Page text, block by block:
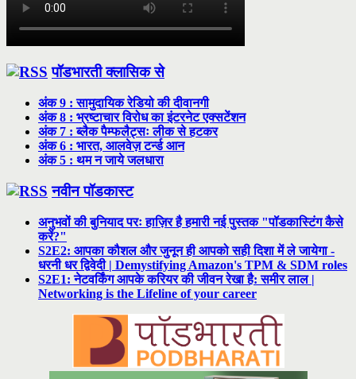
पॉडभारती क्लासिक से
अंक 9 : सामुदायिक रेडियो की दीवानगी
अंक 8 : भ्रष्टाचार विरोध का इंटरनेट एक्सटेंशन
अंक 7 : ब्लैक पैम्फलैट्सः लीक से हटकर
अंक 6 : भारत, आलवेज़ टर्न्ड आन
अंक 5 : थम न जाये जलधारा
नवीन पॉडकास्ट
अनुभवों की बुनियाद परः हाज़िर है हमारी नई पुस्तक "पॉडकास्टिंग कैसे
करें?"
S2E2: आपका कौशल और जुनून ही आपको सही दिशा में ले जायेगा -
धरनी धर द्विवेदी | Demystifying Amazon's TPM & SDM roles
S2E1: नेटवर्किंग आपके करियर की जीवन रेखा है: समीर लाल |
Networking is the Lifeline of your career